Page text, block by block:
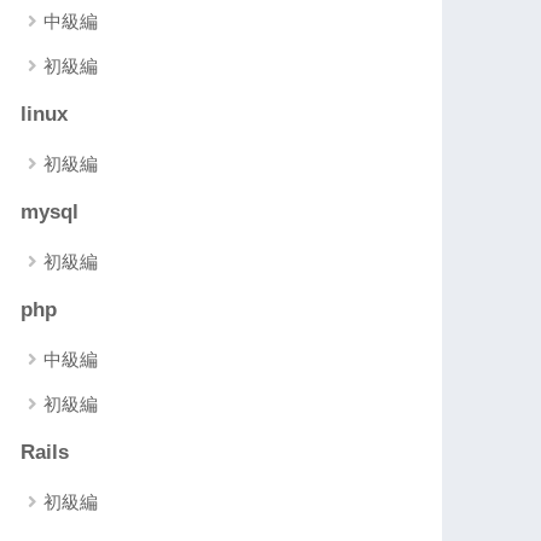
中級編
初級編
linux
初級編
mysql
初級編
php
中級編
初級編
Rails
初級編